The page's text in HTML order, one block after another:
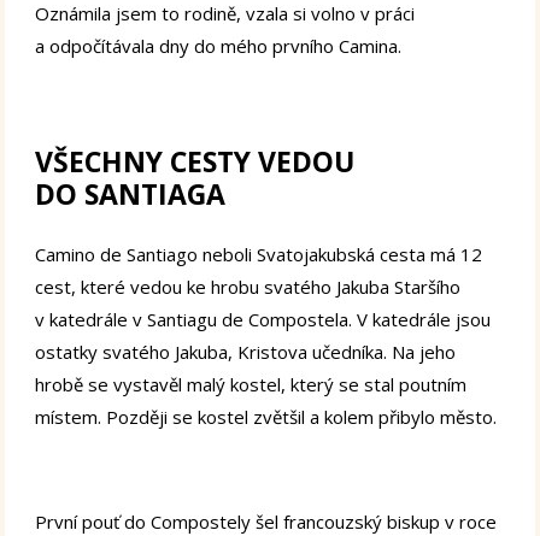
Oznámila jsem to rodině, vzala si volno v práci
a odpočítávala dny do mého prvního Camina.
VŠECHNY CESTY VEDOU
DO SANTIAGA
Camino de Santiago neboli Svatojakubská cesta má 12
cest, které vedou ke hrobu svatého Jakuba Staršího
v katedrále v Santiagu de Compostela. V katedrále jsou
ostatky svatého Jakuba, Kristova učedníka. Na jeho
hrobě se vystavěl malý kostel, který se stal poutním
místem. Později se kostel zvětšil a kolem přibylo město.
První pouť do Compostely šel francouzský biskup v roce